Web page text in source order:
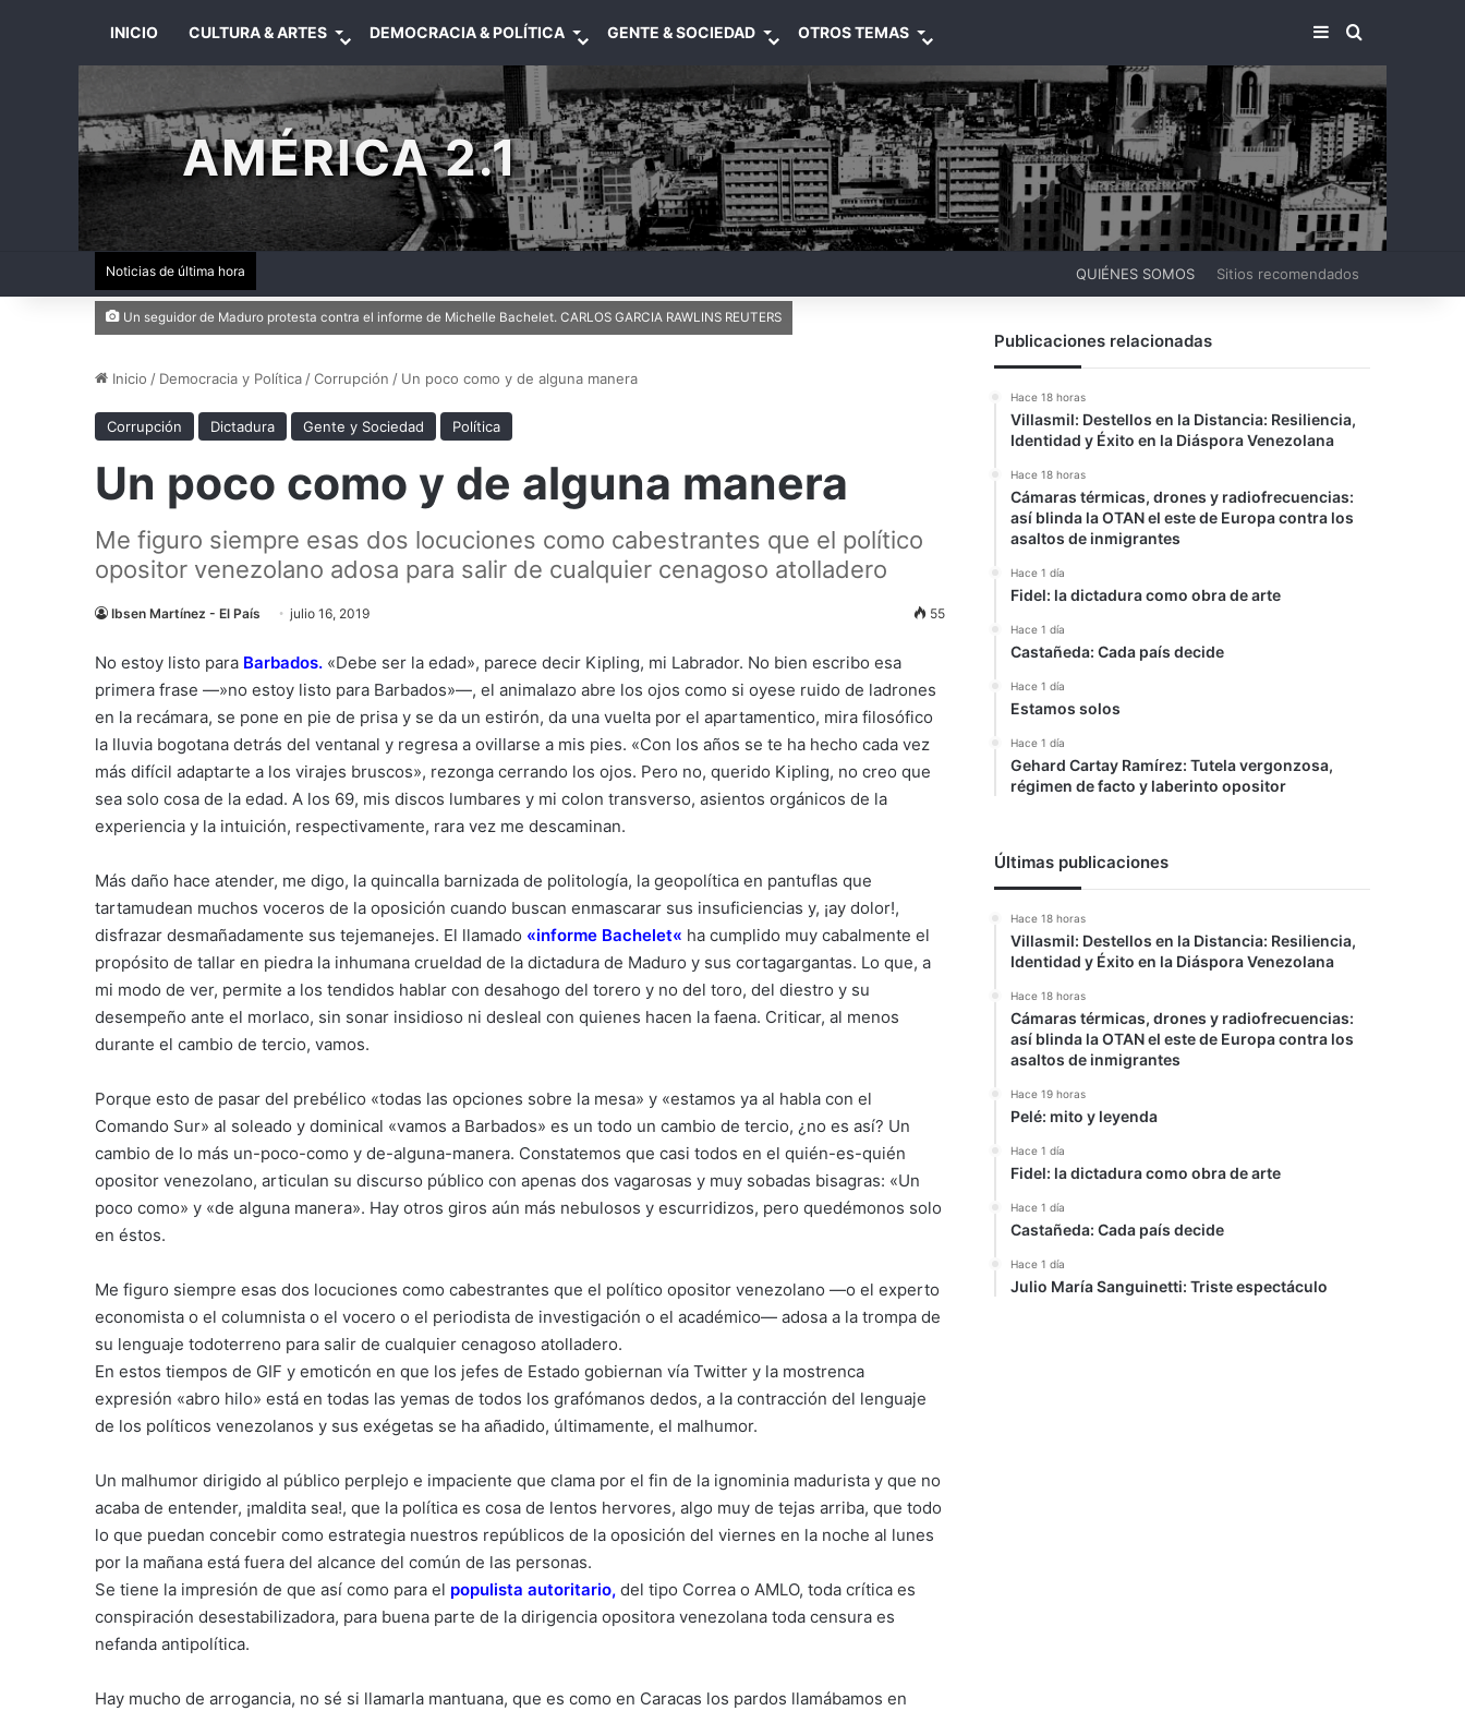
INICIO CULTURA & ARTES DEMOCRACIA & POLÍTICA GENTE & SOCIEDAD OTROS TEMAS BARRA LATERAL
BUSCAR
AMÉRICA 2.1
Noticias de última hora QUIÉNES SOMOS Sitios recomendados
Un seguidor de Maduro protesta contra el informe de Michelle Bachelet. CARLOS GARCIA RAWLINS REUTERS
Inicio / Democracia y Política /Corrupción / Un poco como y de alguna manera
Corrupción Dictadura Gente y Sociedad Política
Un poco como y de alguna manera
Me figuro siempre esas dos locuciones como cabestrantes que el político
opositor venezolano adosa para salir de cualquier cenagoso atolladero
Ibsen Martínez - El País julio 16, 2019 55
No estoy listo para Barbados. «Debe ser la edad», parece decir Kipling, mi Labrador. No bien escribo esa
primera frase —»no estoy listo para Barbados»—, el animalazo abre los ojos como si oyese ruido de ladrones
en la recámara, se pone en pie de prisa y se da un estirón, da una vuelta por el apartamentico, mira filosófico
la lluvia bogotana detrás del ventanal y regresa a ovillarse a mis pies. «Con los años se te ha hecho cada vez
más difícil adaptarte a los virajes bruscos», rezonga cerrando los ojos. Pero no, querido Kipling, no creo que
sea solo cosa de la edad. A los 69, mis discos lumbares y mi colon transverso, asientos orgánicos de la
experiencia y la intuición, respectivamente, rara vez me descaminan.
Más daño hace atender, me digo, la quincalla barnizada de politología, la geopolítica en pantuflas que
tartamudean muchos voceros de la oposición cuando buscan enmascarar sus insuficiencias y, ¡ay dolor!,
disfrazar desmañadamente sus tejemanejes. El llamado «informe Bachelet« ha cumplido muy cabalmente el
propósito de tallar en piedra la inhumana crueldad de la dictadura de Maduro y sus cortagargantas. Lo que, a
mi modo de ver, permite a los tendidos hablar con desahogo del torero y no del toro, del diestro y su
desempeño ante el morlaco, sin sonar insidioso ni desleal con quienes hacen la faena. Criticar, al menos
durante el cambio de tercio, vamos.
Porque esto de pasar del prebélico «todas las opciones sobre la mesa» y «estamos ya al habla con el
Comando Sur» al soleado y dominical «vamos a Barbados» es un todo un cambio de tercio, ¿no es así? Un
cambio de lo más un-poco-como y de-alguna-manera. Constatemos que casi todos en el quién-es-quién
opositor venezolano, articulan su discurso público con apenas dos vagarosas y muy sobadas bisagras: «Un
poco como» y «de alguna manera». Hay otros giros aún más nebulosos y escurridizos, pero quedémonos solo
en éstos.
Me figuro siempre esas dos locuciones como cabestrantes que el político opositor venezolano —o el experto
economista o el columnista o el vocero o el periodista de investigación o el académico— adosa a la trompa de
su lenguaje todoterreno para salir de cualquier cenagoso atolladero.
En estos tiempos de GIF y emoticón en que los jefes de Estado gobiernan vía Twitter y la mostrenca
expresión «abro hilo» está en todas las yemas de todos los grafómanos dedos, a la contracción del lenguaje
de los políticos venezolanos y sus exégetas se ha añadido, últimamente, el malhumor.
Un malhumor dirigido al público perplejo e impaciente que clama por el fin de la ignominia madurista y que no
acaba de entender, ¡maldita sea!, que la política es cosa de lentos hervores, algo muy de tejas arriba, que todo
lo que puedan concebir como estrategia nuestros repúblicos de la oposición del viernes en la noche al lunes
por la mañana está fuera del alcance del común de las personas.
Se tiene la impresión de que así como para el populista autoritario, del tipo Correa o AMLO, toda crítica es
conspiración desestabilizadora, para buena parte de la dirigencia opositora venezolana toda censura es
nefanda antipolítica.
Hay mucho de arrogancia, no sé si llamarla mantuana, que es como en Caracas los pardos llamábamos en
Publicaciones relacionadas
Hace 18 horas
Villasmil: Destellos en la Distancia: Resiliencia,
Identidad y Éxito en la Diáspora Venezolana
Hace 18 horas
Cámaras térmicas, drones y radiofrecuencias:
así blinda la OTAN el este de Europa contra los
asaltos de inmigrantes
Hace 1 día
Fidel: la dictadura como obra de arte
Hace 1 día
Castañeda: Cada país decide
Hace 1 día
Estamos solos
Hace 1 día
Gehard Cartay Ramírez: Tutela vergonzosa,
régimen de facto y laberinto opositor
Últimas publicaciones
Hace 18 horas
Villasmil: Destellos en la Distancia: Resiliencia,
Identidad y Éxito en la Diáspora Venezolana
Hace 18 horas
Cámaras térmicas, drones y radiofrecuencias:
así blinda la OTAN el este de Europa contra los
asaltos de inmigrantes
Hace 19 horas
Pelé: mito y leyenda
Hace 1 día
Fidel: la dictadura como obra de arte
Hace 1 día
Castañeda: Cada país decide
Hace 1 día
Julio María Sanguinetti: Triste espectáculo